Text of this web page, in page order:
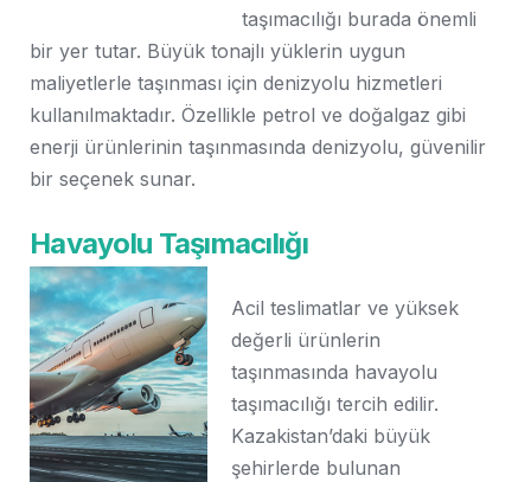
taşımacılığı burada önemli
bir yer tutar. Büyük tonajlı yüklerin uygun
maliyetlerle taşınması için denizyolu hizmetleri
kullanılmaktadır. Özellikle petrol ve doğalgaz gibi
enerji ürünlerinin taşınmasında denizyolu, güvenilir
bir seçenek sunar.
Havayolu Taşımacılığı
Acil teslimatlar ve yüksek
değerli ürünlerin
taşınmasında havayolu
taşımacılığı tercih edilir.
Kazakistan’daki büyük
şehirlerde bulunan